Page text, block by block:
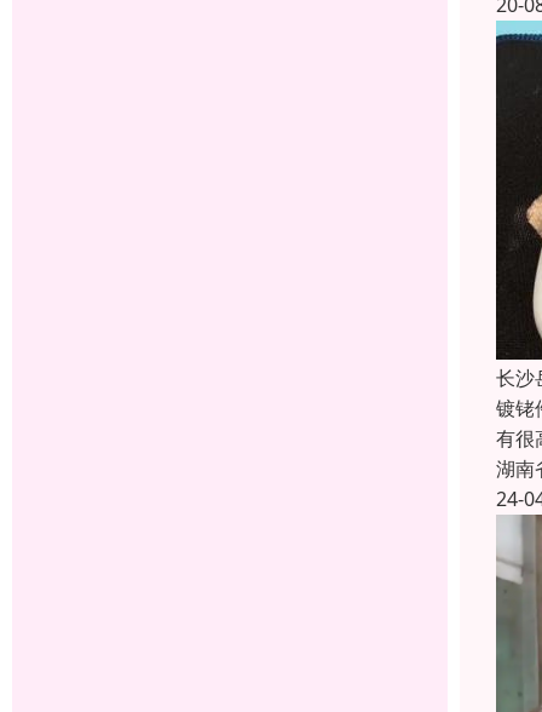
长沙
镀铑
有很
湖南
24-